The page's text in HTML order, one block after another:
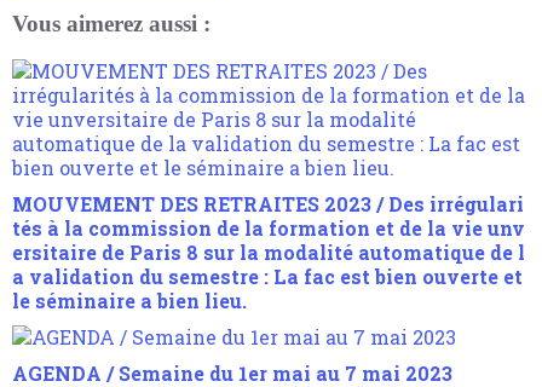
Vous aimerez aussi :
MOUVEMENT DES RETRAITES 2023 / Des irrégulari
tés à la commission de la formation et de la vie unv
ersitaire de Paris 8 sur la modalité automatique de l
a validation du semestre : La fac est bien ouverte et
le séminaire a bien lieu.
AGENDA / Semaine du 1er mai au 7 mai 2023